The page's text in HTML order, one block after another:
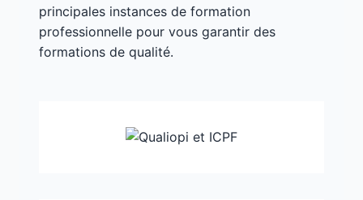
principales instances de formation
professionnelle pour vous garantir des
formations de qualité.